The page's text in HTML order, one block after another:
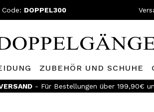
DOPPEL300
ZUBEHÖR UND SCHUHE
- Für Bestellungen über 199,90€